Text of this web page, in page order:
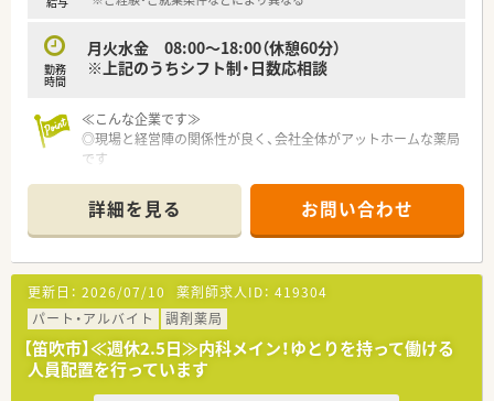
勤務
時間
月火水金 08:00～18:00（休憩60分）
※上記のうちシフト制・日数応相談
≪こんな企業です≫
◎現場と経営陣の関係性が良く、会社全体がアットホームな薬局
です
益のある企業です
◎年収ベースが高く、スタートから600万円以上での採用も検討
可能です
詳細を見る お問い合わせ
更新日： 2026/07/10 薬剤師求人ID： 419304
パート・アルバイト
調剤薬局
【笛吹市】≪週休2.5日≫内科メイン！ゆとりを持って働ける
人員配置を行っています